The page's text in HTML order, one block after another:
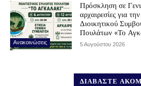
Ανακοινώσεις
Πρόσκληση σε
αρχαιρεσίες για
Διοικητικού
Πουλάτων «Το
5 Αυγούστου 2026
ΔΙΑΒΑΣΤΕ